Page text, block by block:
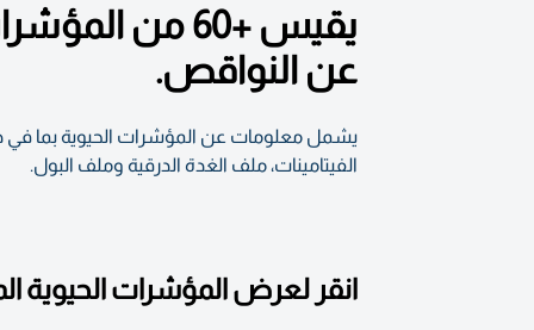
يقيس +60 من
عن النواقص.
الفيتامينات، ملف الغدة الدرقية وملف البول.
انقر لعرض المؤشرات الحيوية